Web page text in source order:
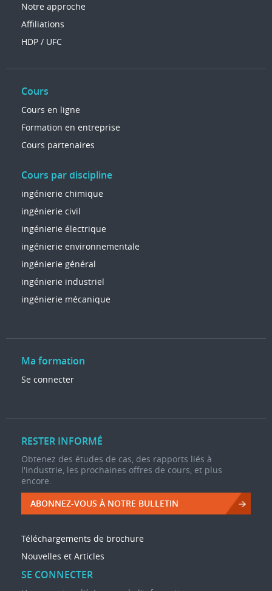
Notre approche
Affiliations
HDP / UFC
Cours
Cours en ligne
Formation en entreprise
Cours partenaires
Cours par discipline
ingénierie chimique
ingénierie civil
ingénierie électrique
ingénierie environnementale
ingénierie général
ingénierie industriel
ingénierie mécanique
Ma formation
Se connecter
RESTER INFORMÉ
Obtenez des études de cas, des rapports liés à
l'industrie, les prochaines offres de cours, et plus
encore.
ABONNEZ-VOUS À NOTRE BULLETIN
Téléchargements de brochure
Nouvelles et Articles
SE CONNECTER